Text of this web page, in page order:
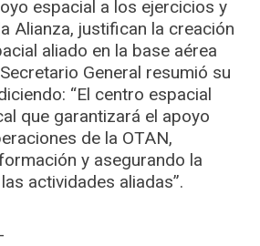
espacial a los ejercicios y
Alianza, justifican la creación
aliado en la base aérea
General resumió su
“El centro espacial
que garantizará el apoyo
de la OTAN,
y asegurando la
actividades aliadas”.